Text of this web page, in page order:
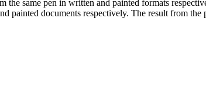
the same pen in written and painted formats
painted documents respectively. The result from